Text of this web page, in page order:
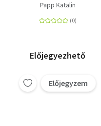
Papp Katalin
Előjegyezhető
Előjegyzem